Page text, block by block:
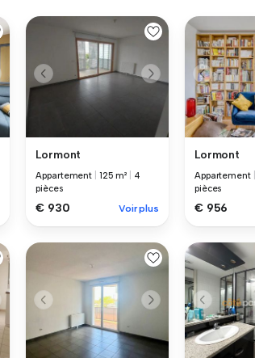
Lormont
Appartement 125 m²
4
pièces
€ 930 Voir plus
Lormont
Appartement
pièces
€ 956